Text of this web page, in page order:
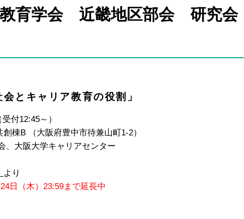
育学会 近畿地区部会 研究会
とキャリア教育の役割」
付12:45～）
B （大阪府豊中市待兼山町1-2）
、大阪大学キャリアセンター
より
日（木）23:59まで延長中